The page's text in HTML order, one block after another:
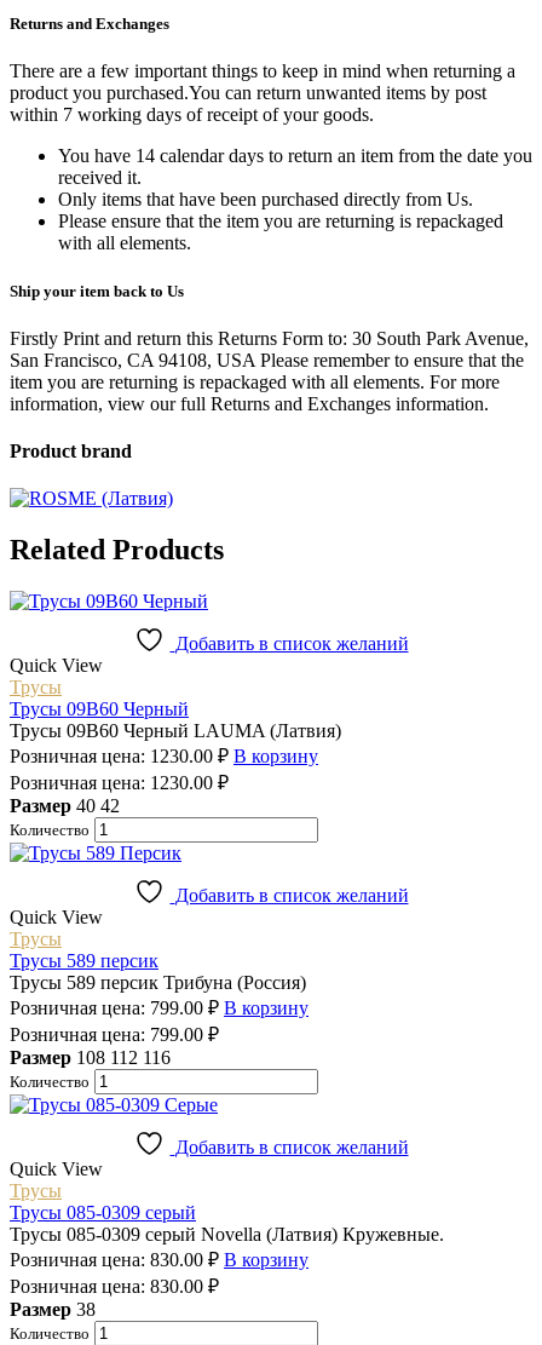
Returns and Exchanges
There are a few important things to keep in mind when returning a
product you purchased.You can return unwanted items by post
within 7 working days of receipt of your goods.
You have 14 calendar days to return an item from the date you
received it.
Only items that have been purchased directly from Us.
Please ensure that the item you are returning is repackaged
with all elements.
Ship your item back to Us
Firstly Print and return this Returns Form to: 30 South Park Avenue,
San Francisco, CA 94108, USA Please remember to ensure that the
item you are returning is repackaged with all elements. For more
information, view our full Returns and Exchanges information.
Product brand
Related Products
Добавить в список желаний
Quick View
Трусы
Трусы 09B60 Черный
Трусы 09B60 Черный LAUMA (Латвия)
Розничная цена: 1230.00 ₽ В корзину
Розничная цена: 1230.00 ₽
Размер 40 42
Количество
Добавить в список желаний
Quick View
Трусы
Трусы 589 персик
Трусы 589 персик Трибуна (Россия)
Розничная цена: 799.00 ₽ В корзину
Розничная цена: 799.00 ₽
Размер 108 112 116
Количество
Добавить в список желаний
Quick View
Трусы
Трусы 085-0309 серый
Трусы 085-0309 серый Novella (Латвия) Кружевные.
Розничная цена: 830.00 ₽ В корзину
Розничная цена: 830.00 ₽
Размер 38
Количество